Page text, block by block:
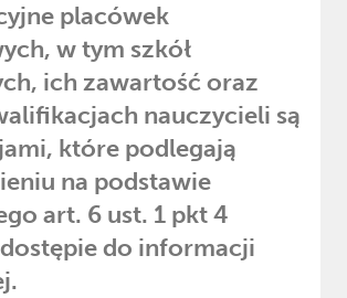
placówek
w tym szkół
ich zawartość oraz
nauczycieli są
które podlegają
na podstawie
art. 6 ust. 1 pkt 4
do informacji